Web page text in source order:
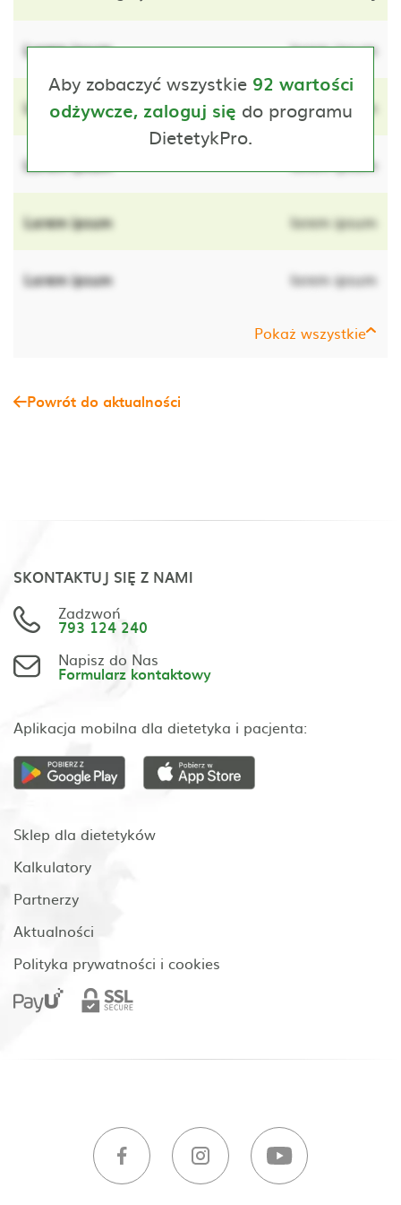
Lorem ipsum lorem ipsum
Lorem ipsum lorem ipsum
Lorem ipsum lorem ipsum
Lorem ipsum lorem ipsum
Lorem ipsum lorem ipsum
Pokaż wszystkie
Aby zobaczyć wszystkie 92 wartości
odżywcze, zaloguj się do programu
DietetykPro.
Powrót do aktualności
SKONTAKTUJ SIĘ Z NAMI
Zadzwoń
793 124 240
Napisz do Nas
Formularz kontaktowy
Aplikacja mobilna dla dietetyka i pacjenta:
Sklep dla dietetyków
Kalkulatory
Partnerzy
Aktualności
Polityka prywatności i cookies